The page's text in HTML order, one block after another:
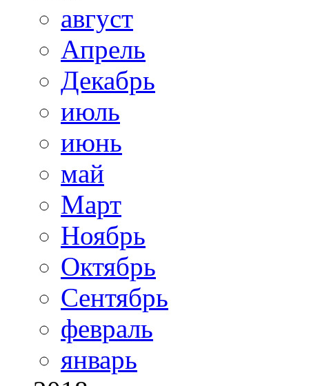
август
Апрель
Декабрь
июль
июнь
май
Март
Ноябрь
Октябрь
Сентябрь
февраль
январь